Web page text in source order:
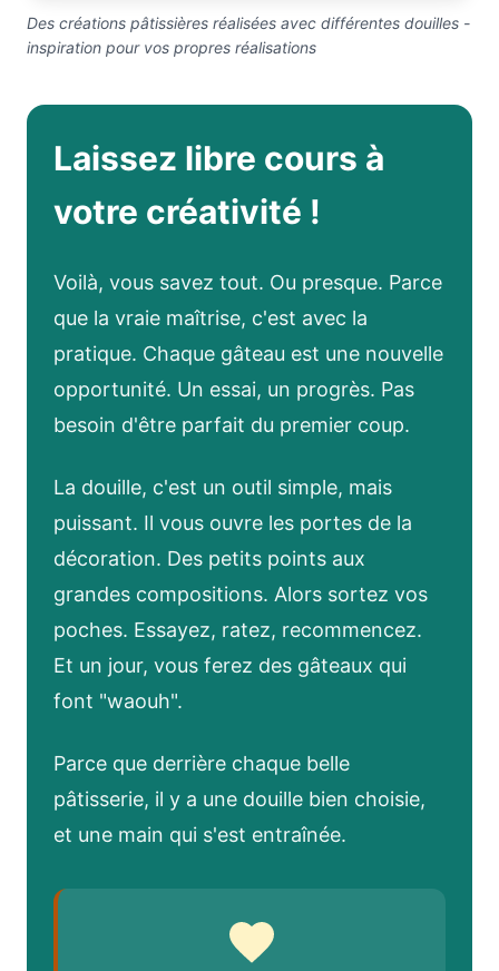
Des créations pâtissières réalisées avec différentes douilles -
inspiration pour vos propres réalisations
Laissez libre cours à
votre créativité !
Voilà, vous savez tout. Ou presque. Parce
que la vraie maîtrise, c'est avec la
pratique. Chaque gâteau est une nouvelle
opportunité. Un essai, un progrès. Pas
besoin d'être parfait du premier coup.
La douille, c'est un outil simple, mais
puissant. Il vous ouvre les portes de la
décoration. Des petits points aux
grandes compositions. Alors sortez vos
poches. Essayez, ratez, recommencez.
Et un jour, vous ferez des gâteaux qui
font "waouh".
Parce que derrière chaque belle
pâtisserie, il y a une douille bien choisie,
et une main qui s'est entraînée.